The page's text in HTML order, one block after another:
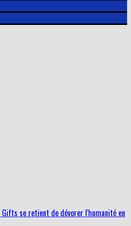
se retient de dévorer l'humanité en